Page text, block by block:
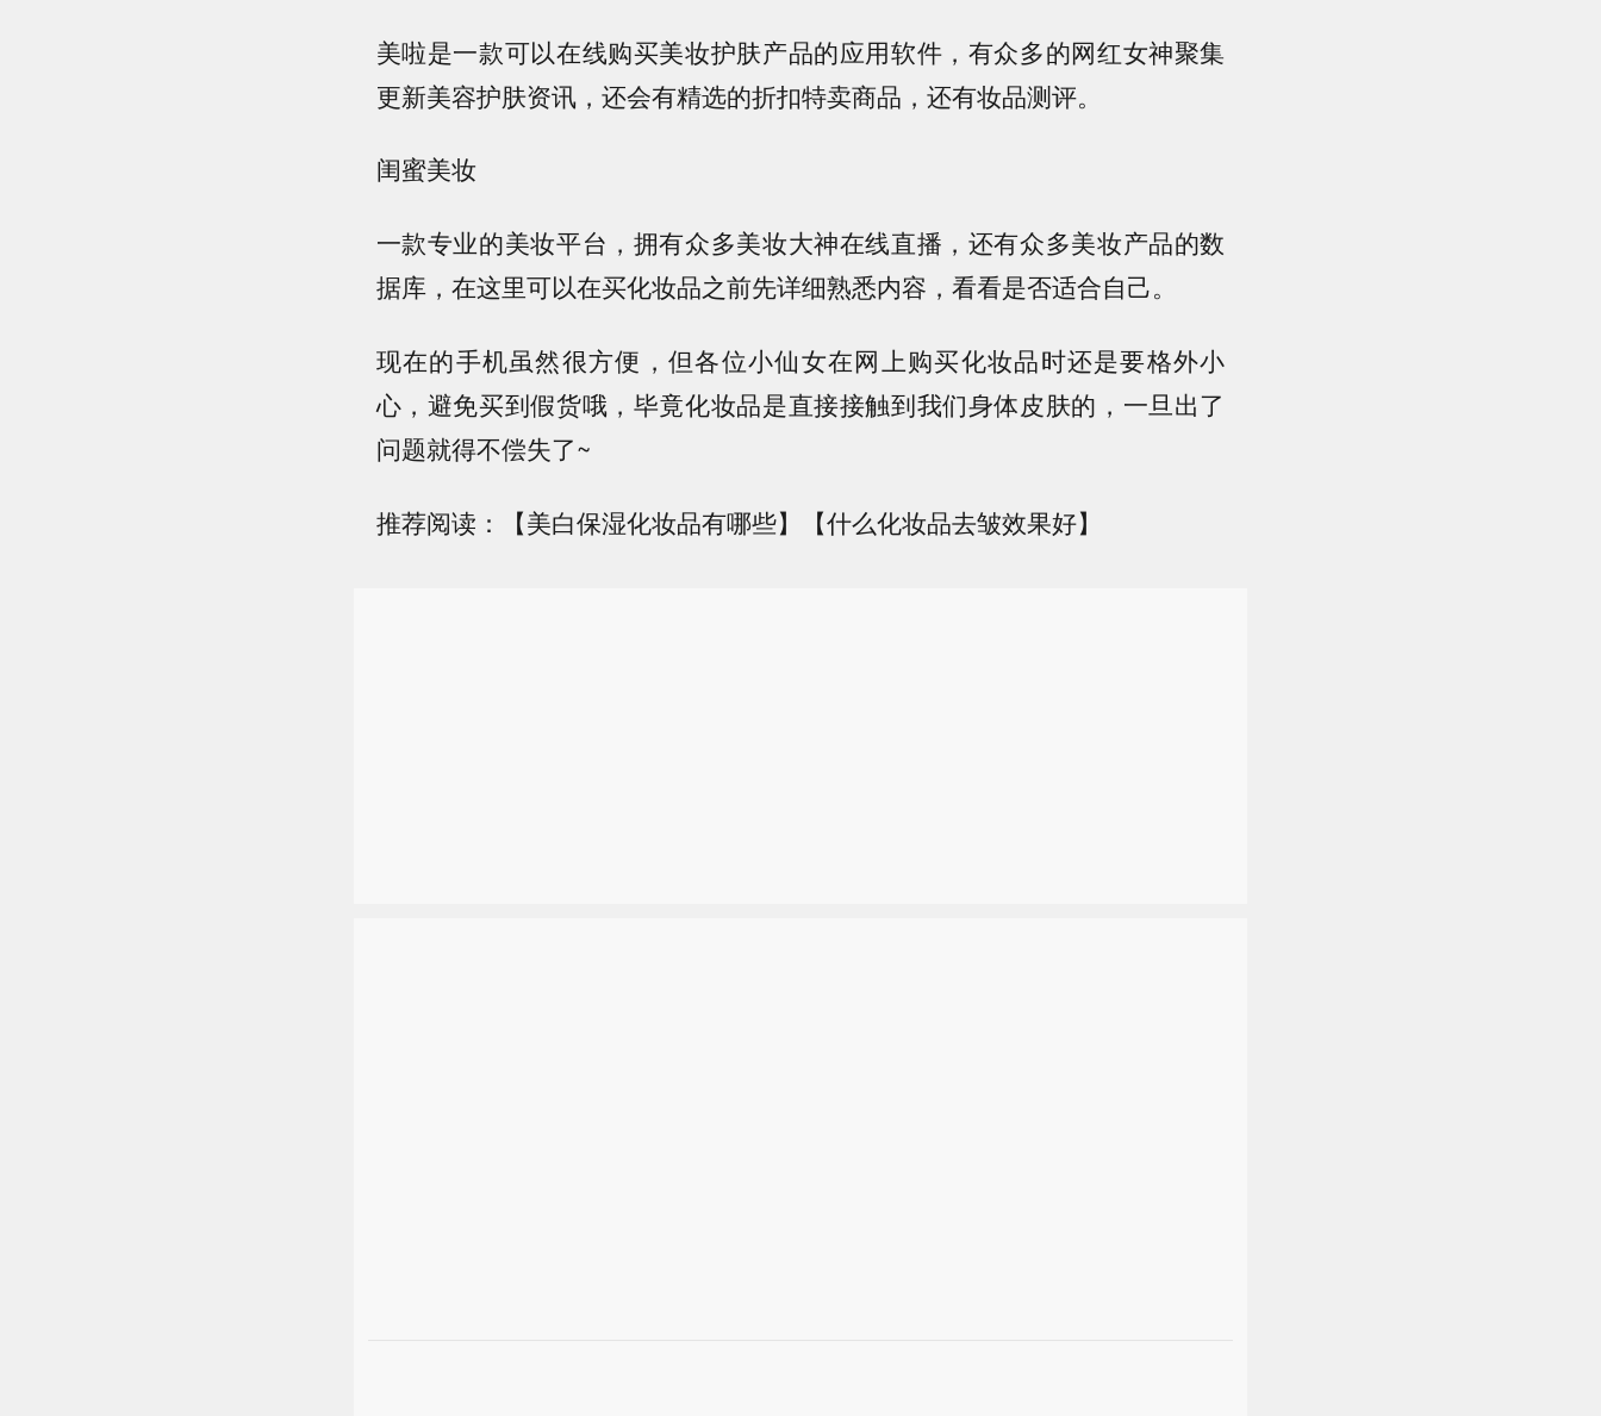
美啦是一款可以在线购买美妆护肤产品的应用软件，有众多的网红女神聚集
更新美容护肤资讯，还会有精选的折扣特卖商品，还有妆品测评。
闺蜜美妆
一款专业的美妆平台，拥有众多美妆大神在线直播，还有众多美妆产品的数
据库，在这里可以在买化妆品之前先详细熟悉内容，看看是否适合自己。
现在的手机虽然很方便，但各位小仙女在网上购买化妆品时还是要格外小
心，避免买到假货哦，毕竟化妆品是直接接触到我们身体皮肤的，一旦出了
问题就得不偿失了~
推荐阅读：【美白保湿化妆品有哪些】【什么化妆品去皱效果好】